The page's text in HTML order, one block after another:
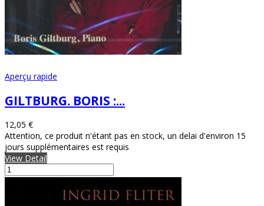
Aperçu rapide
GILTBURG. BORIS :...
12,05 €
Attention, ce produit n'étant pas en stock, un delai d'environ 15
jours supplémentaires est requis
View Detail